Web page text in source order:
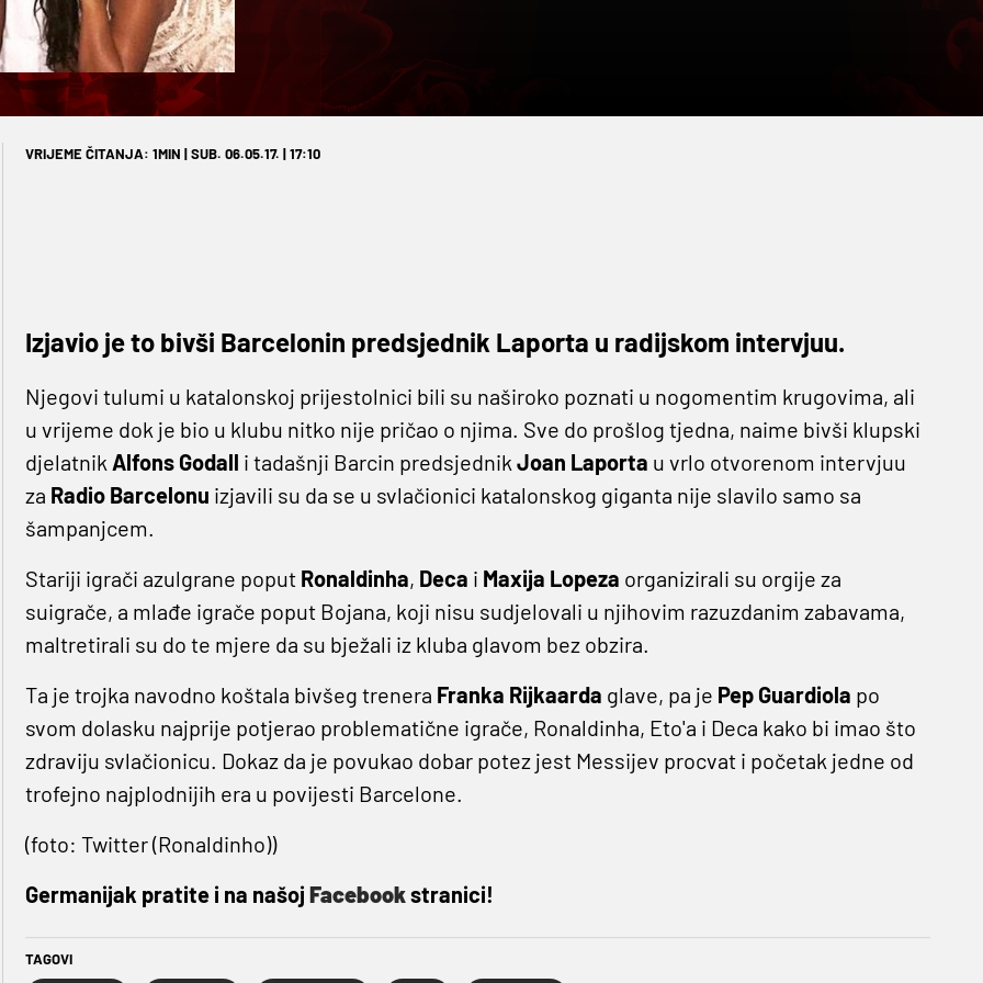
VRIJEME ČITANJA: 1MIN | SUB. 06.05.17. | 17:10
Izjavio je to bivši Barcelonin predsjednik Laporta u radijskom intervjuu.
Njegovi tulumi u katalonskoj prijestolnici bili su naširoko poznati u nogomentim krugovima, ali
u vrijeme dok je bio u klubu nitko nije pričao o njima. Sve do prošlog tjedna, naime bivši klupski
djelatnik Alfons Godall i tadašnji Barcin predsjednik Joan Laporta u vrlo otvorenom intervjuu
za Radio Barcelonu izjavili su da se u svlačionici katalonskog giganta nije slavilo samo sa
šampanjcem.
Stariji igrači azulgrane poput Ronaldinha, Deca i Maxija Lopeza organizirali su orgije za
suigrače, a mlađe igrače poput Bojana, koji nisu sudjelovali u njihovim razuzdanim zabavama,
maltretirali su do te mjere da su bježali iz kluba glavom bez obzira.
Ta je trojka navodno koštala bivšeg trenera Franka Rijkaarda glave, pa je Pep Guardiola po
svom dolasku najprije potjerao problematične igrače, Ronaldinha, Eto'a i Deca kako bi imao što
zdraviju svlačionicu. Dokaz da je povukao dobar potez jest Messijev procvat i početak jedne od
trofejno najplodnijih era u povijesti Barcelone.
(foto: Twitter (Ronaldinho))
Germanijak pratite i na našoj Facebookstranici!
TAGOVI